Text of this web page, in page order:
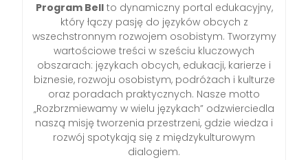
Program Bellto dynamiczny portal edukacyjny,
który łączy pasję do języków obcych z
wszechstronnym rozwojem osobistym. Tworzymy
wartościowe treści w sześciu kluczowych
obszarach: językach obcych, edukacji, karierze i
biznesie, rozwoju osobistym, podróżach i kulturze
oraz poradach praktycznych. Nasze motto
„Rozbrzmiewamy w wielu językach” odzwierciedla
naszą misję tworzenia przestrzeni, gdzie wiedza i
rozwój spotykają się z międzykulturowym
dialogiem.